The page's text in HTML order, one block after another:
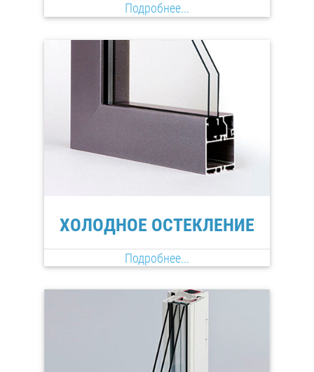
Подробнее...
ХОЛОДНОЕ ОСТЕКЛЕНИЕ
Подробнее...